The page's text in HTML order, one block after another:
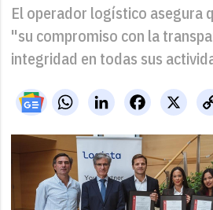
El operador logístico asegura
"su compromiso con la
integridad en todas sus
WhatsAppLinkedIn X
Facebook